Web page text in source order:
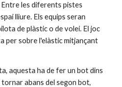
les diferents pistes
lliure. Els equips seran
de plàstic o de volei. El joc
per sobre l'elàstic mitjançant
aquesta ha de fer un bot dins
tornar abans del segon bot,